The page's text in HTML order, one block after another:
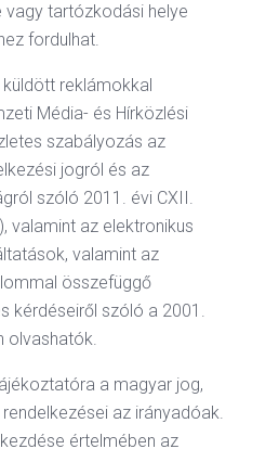
vagy tartózkodási helye
fordulhat.
reklámokkal
Média- és Hírközlési
szabályozás az
jogról és az
szóló 2011. évi CXII.
valamint az elektronikus
valamint az
összefüggő
kérdéseiről szóló a 2001.
olvashatók.
a magyar jog,
az irányadóak.
értelmében az